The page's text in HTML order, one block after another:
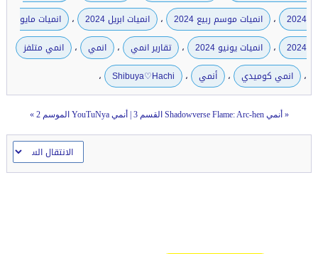
2024
، انميات موسم ربيع 2024 ، انميات ابريل 2024 ،
انميات مايو
2024
، انميات يونيو 2024 ، تقارير انمي ، انمي ، انمي متلفز
، انمي كوميدي ، أنمي ، Shibuya♡Hachi ،
« أنمي Shadowverse Flame: Arc-hen القسم 3 أنمي YouTuNya الموسم 2 »